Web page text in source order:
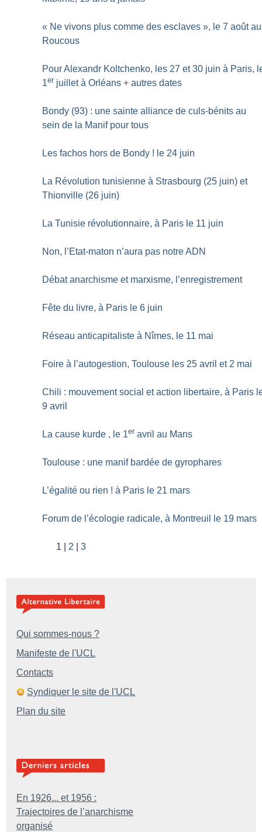
« Ne vivons plus comme des esclaves », le 7 août au
Roucous
Pour Alexandr Koltchenko, les 27 et 30 juin à Paris,
1er juillet à Orléans + autres dates
Bondy (93) : une sainte alliance de culs-bénits au
sein de la Manif pour tous
Les fachos hors de Bondy ! le 24 juin
La Révolution tunisienne à Strasbourg (25 juin) et
Thionville (26 juin)
La Tunisie révolutionnaire, à Paris le 11 juin
Non, l’Etat-maton n’aura pas notre ADN
Débat anarchisme et marxisme, l’enregistrement
Fête du livre, à Paris le 6 juin
Réseau anticapitaliste à Nîmes, le 11 mai
Foire à l’autogestion, Toulouse les 25 avril et 2 mai
Chili : mouvement social et action libertaire, à Paris
9 avril
La cause kurde , le 1er avril au Mans
Toulouse : une manif bardée de gyrophares
L’égalité ou rien ! à Paris le 21 mars
Forum de l’écologie radicale, à Montreuil le 19 mars
1 2 3
Qui sommes-nous ?
Manifeste de l'UCL
Contacts
Syndiquer le site de l'UCL
Plan du site
En 1926... et 1956 :
Trajectoires de l’anarchisme
organisé